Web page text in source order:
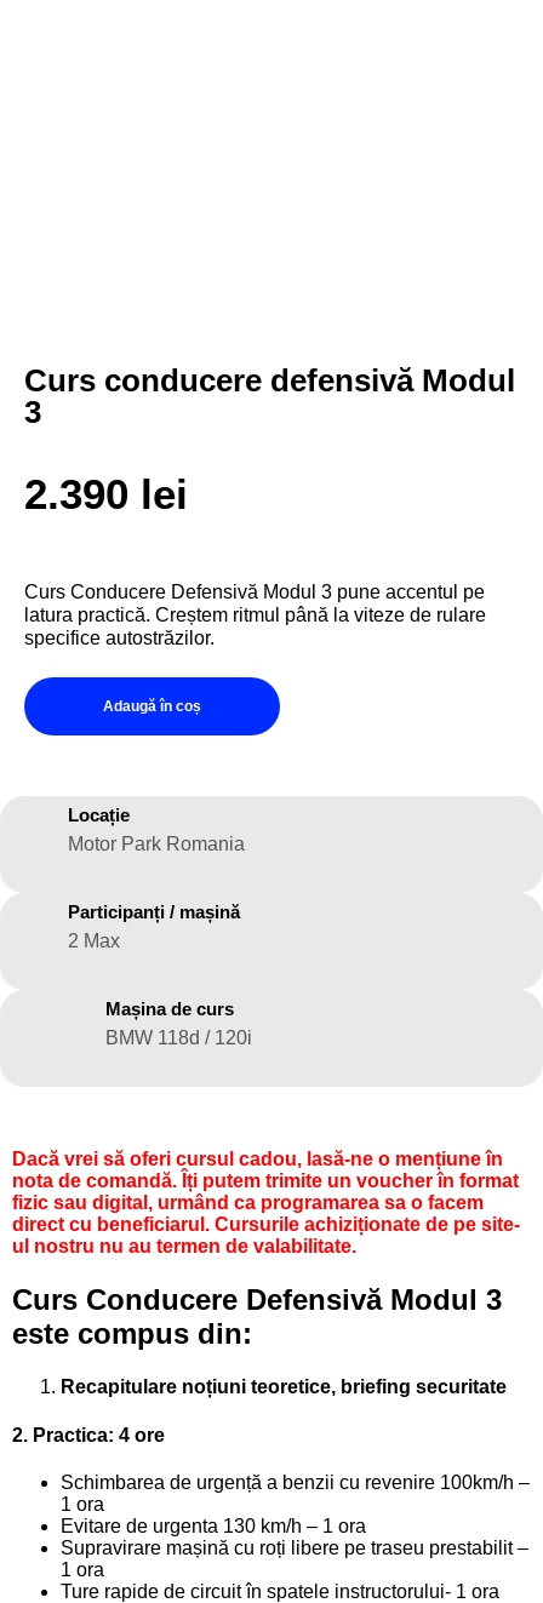
Curs conducere defensivă Modul
3
2.390 lei
Curs Conducere Defensivă Modul 3 pune accentul pe
latura practică. Creștem ritmul până la viteze de rulare
specifice autostrăzilor.
Adaugă în coș
Locație
Motor Park Romania
Participanți / mașină
2 Max
Mașina de curs
BMW 118d / 120i
Dacă vrei să oferi cursul cadou, lasă-ne o mențiune în
nota de comandă. Îți putem trimite un voucher în format
fizic sau digital, urmând ca programarea sa o facem
direct cu beneficiarul. Cursurile achiziționate de pe site-
ul nostru nu au termen de valabilitate.
Curs Conducere Defensivă Modul 3
este compus din:
Recapitulare noțiuni teoretice, briefing securitate
2. Practica: 4 ore
Schimbarea de urgență a benzii cu revenire 100km/h –
1 ora
Evitare de urgenta 130 km/h – 1 ora
Supravirare mașină cu roți libere pe traseu prestabilit –
1 ora
Ture rapide de circuit în spatele instructorului- 1 ora